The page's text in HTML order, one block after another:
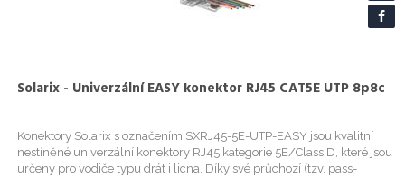
Solarix - Univerzální EASY konektor RJ45 CAT5E UTP 8p8c
Konektory Solarix s označením SXRJ45-5E-UTP-EASY jsou kvalitní
nestíněné univerzální konektory RJ45 kategorie 5E/Class D, které jsou
určeny pro vodiče typu drát i licna. Díky své průchozí (tzv. pass-